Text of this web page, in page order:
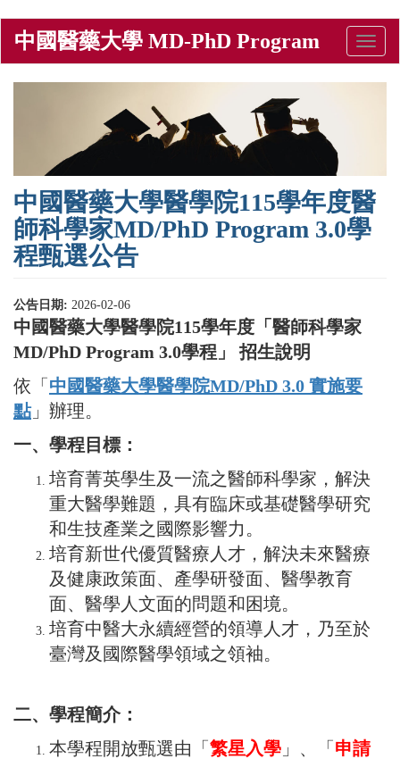
主
中國醫藥大學 MD-PhD Program
Toggle
中國醫藥大學醫學院115學年度醫
師科學家MD/PhD Program 3.0學
程甄選公告
公告日期: 2026-02-06
中國醫藥大學醫學院115學年度「醫師科學家
MD/PhD Program 3.0學程」 招生說明
依「中國醫藥大學醫學院MD/PhD 3.0 實施要
點」辦理。
一、學程目標：
培育菁英學生及一流之醫師科學家，解決
重大醫學難題，具有臨床或基礎醫學研究
和生技產業之國際影響力。
培育新世代優質醫療人才，解決未來醫療
及健康政策面、產學研發面、醫學教育
面、醫學人文面的問題和困境。
培育中醫大永續經營的領導人才，乃至於
臺灣及國際醫學領域之領袖。
二、學程簡介：
本學程開放甄選由「繁星入學 」、「申請